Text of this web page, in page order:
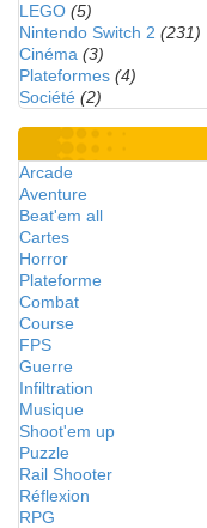
LEGO (5)
Nintendo Switch 2 (231)
Cinéma (3)
Plateformes (4)
Société (2)
Arcade
Aventure
Beat'em all
Cartes
Horror
Plateforme
Combat
Course
FPS
Guerre
Infiltration
Musique
Shoot'em up
Puzzle
Rail Shooter
Réflexion
RPG